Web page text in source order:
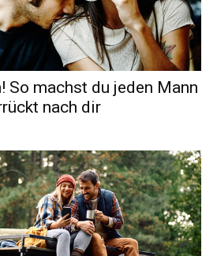
So machst du jeden Mann
nach dir